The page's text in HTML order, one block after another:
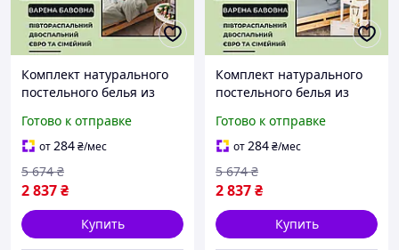
Комплект натурального
постельного белья из
Хлопковое постельное
белье высокого качества
Готово к отправке
от284₴/мес
2 837₴
5 674 ₴
Купить
Комплект натурального
постельного белья из
Хлопковое постельное
белье высокого качества
Готово к отправке
от284₴/мес
2 837₴
5 674 ₴
Купить